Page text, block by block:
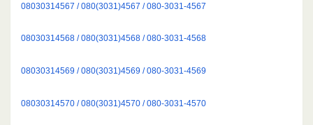
08030314567 / 080(3031)4567 / 080-3031-4567
08030314568 / 080(3031)4568 / 080-3031-4568
08030314569 / 080(3031)4569 / 080-3031-4569
08030314570 / 080(3031)4570 / 080-3031-4570